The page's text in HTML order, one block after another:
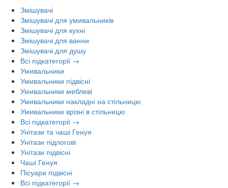
Змішувачі
Змішувачі для умивальників
Змішувачі для кухні
Змішувачі для ванни
Змішувачі для душу
Всі підкатегорії →
Умивальники
Умивальники підвісні
Умивальники меблеві
Умивальники накладні на стільницю
Умивальники врізні в стільницю
Всі підкатегорії →
Унітази та чаші Генуя
Унітази підлогові
Унітази підвісні
Чаші Генуя
Пісуари підвісні
Всі підкатегорії →